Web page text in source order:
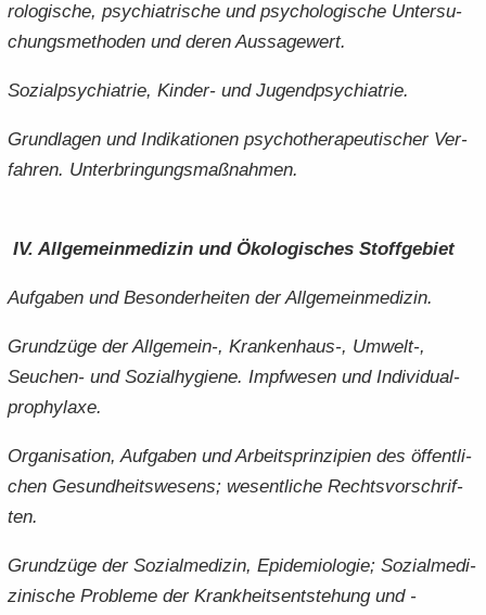
ro­lo­gi­sche, psych­ia­tri­sche und psy­cho­lo­gi­sche Un­ter­su­
chungs­me­tho­den und deren Aus­sa­ge­wert.
So­zi­al­psych­ia­trie, Kinder-​ und Ju­gend­psych­ia­trie.
Grund­la­gen und In­di­ka­tio­nen psy­cho­the­ra­peu­ti­scher Ver­
fah­ren. Un­ter­brin­gungs­maß­nah­men.
IV. All­ge­mein­me­di­zin und Öko­lo­gi­sches Stoff­ge­biet
Auf­ga­ben und Be­son­der­hei­ten der All­ge­mein­me­di­zin.
Grund­zü­ge der Allgemein-​, Krankenhaus-​, Umwelt-​,
Seuchen-​ und So­zi­al­hy­gie­ne. Impf­we­sen und In­di­vi­du­al­
pro­phy­la­xe.
Or­ga­ni­sa­ti­on, Auf­ga­ben und Ar­beits­prin­zi­pi­en des öf­fent­li­
chen Ge­sund­heits­we­sens; we­sent­li­che Rechts­vor­schrif­
ten.
Grund­zü­ge der So­zi­al­me­di­zin, Epi­de­mio­lo­gie; So­zi­al­me­di­
zi­ni­sche Pro­ble­me der Krank­heits­ent­ste­hung und -​